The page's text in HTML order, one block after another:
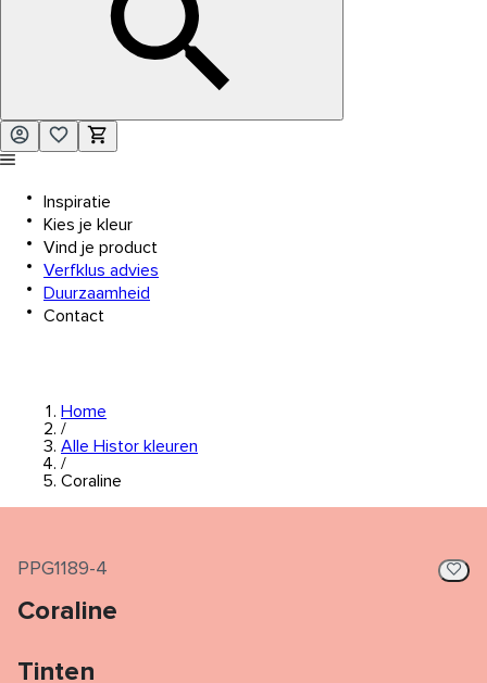
Inspiratie
Kies je kleur
Vind je product
Verfklus advies
Duurzaamheid
Contact
Home
/
Alle Histor kleuren
/
Coraline
PPG1189-4
Coraline
Tinten